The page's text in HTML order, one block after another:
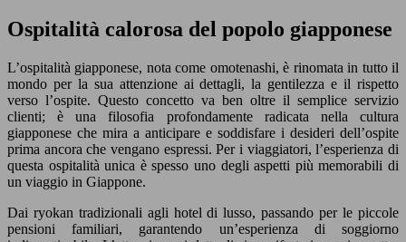
Ospitalità calorosa del popolo giapponese
L’ospitalità giapponese, nota come omotenashi, è rinomata in tutto il
mondo per la sua attenzione ai dettagli, la gentilezza e il rispetto
verso l’ospite. Questo concetto va ben oltre il semplice servizio
clienti; è una filosofia profondamente radicata nella cultura
giapponese che mira a anticipare e soddisfare i desideri dell’ospite
prima ancora che vengano espressi. Per i viaggiatori, l’esperienza di
questa ospitalità unica è spesso uno degli aspetti più memorabili di
un viaggio in Giappone.
Dai ryokan tradizionali agli hotel di lusso, passando per le piccole
pensioni familiari, garantendo un’esperienza di soggiorno